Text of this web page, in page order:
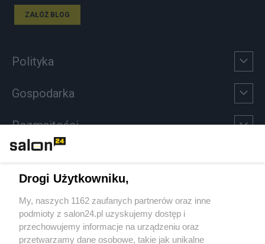
ZAŁÓŻ BLOG
Polityka
Gospodarka
Rozmaitości
Sport
Społeczeństwo
Drogi Użytkowniku,
My, naszych 1162 zaufanych partnerów oraz inne
podmioty z salon24.pl uzyskujemy dostęp i
przechowujemy informacje na urządzeniu oraz
przetwarzamy dane osobowe, takie jak unikalne